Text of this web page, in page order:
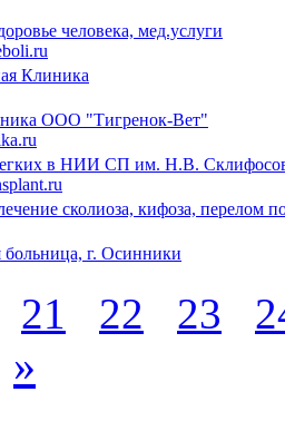
человека, мед.услуги
Клиника
ООО "Тигренок-Вет"
в НИИ СП им. Н.В.
сколиоза, кифоза, перелом
больница, г. Осинники
21 22 23
»